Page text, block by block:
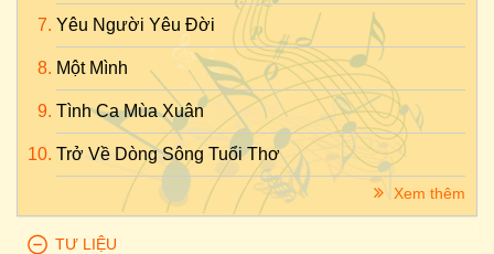
Yêu Người Yêu Đời
Một Mình
Tình Ca Mùa Xuân
Trở Về Dòng Sông Tuổi Thơ
Xem thêm
TƯ LIỆU